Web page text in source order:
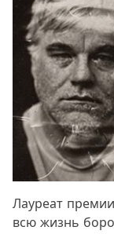
Лауреат
всю жизнь